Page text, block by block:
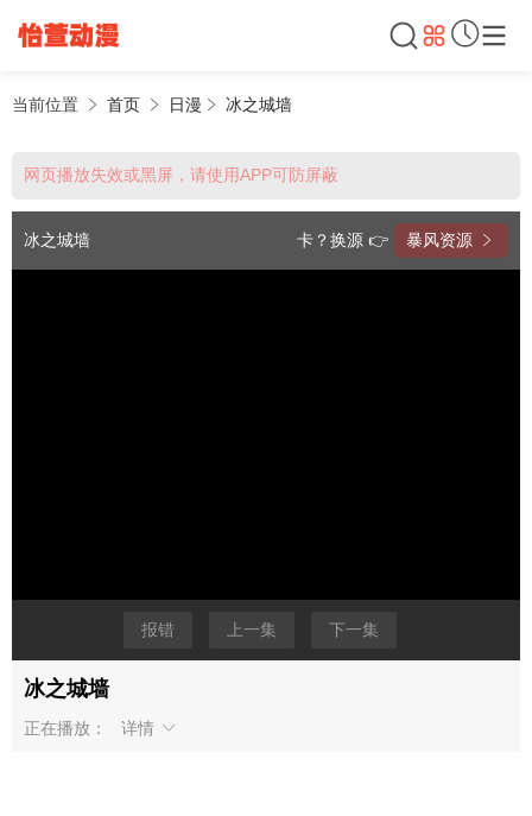
当前位置 首页 日漫 冰之城墙
网页播放失效或黑屏，请使用APP可防屏蔽
冰之城墙 卡？换源 👉 暴风资源
报错 上一集 下一集
冰之城墙
正在播放： 详情